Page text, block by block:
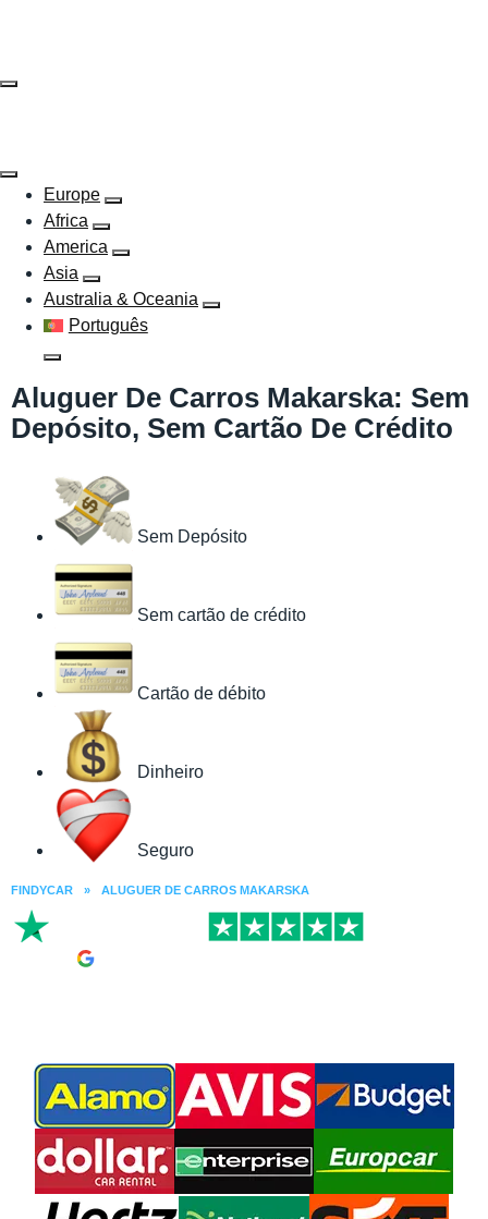
Europe
Africa
America
Asia
Australia & Oceania
Português
Aluguer De Carros Makarska: Sem
Depósito, Sem Cartão De Crédito
Sem Depósito
Sem cartão de crédito
Cartão de débito
Dinheiro
Seguro
FINDYCAR » ALUGUER DE CARROS MAKARSKA